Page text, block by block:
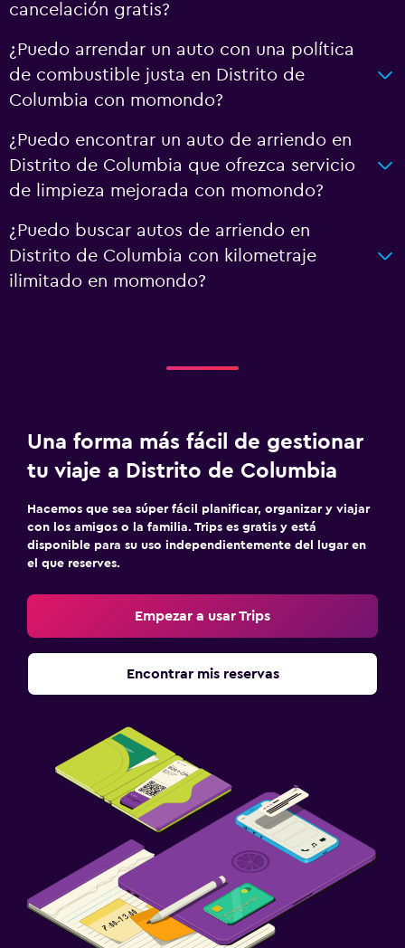
cancelación gratis?
¿Puedo arrendar un auto con una política
de combustible justa en Distrito de
Columbia con momondo?
¿Puedo encontrar un auto de arriendo en
Distrito de Columbia que ofrezca servicio
de limpieza mejorada con momondo?
¿Puedo buscar autos de arriendo en
Distrito de Columbia con kilometraje
ilimitado en momondo?
Una forma más fácil de gestionar
tu viaje a Distrito de Columbia
Hacemos que sea súper fácil planificar, organizar y viajar
con los amigos o la familia. Trips es gratis y está
disponible para su uso independientemente del lugar en
el que reserves.
Empezar a usar Trips
Encontrar mis reservas